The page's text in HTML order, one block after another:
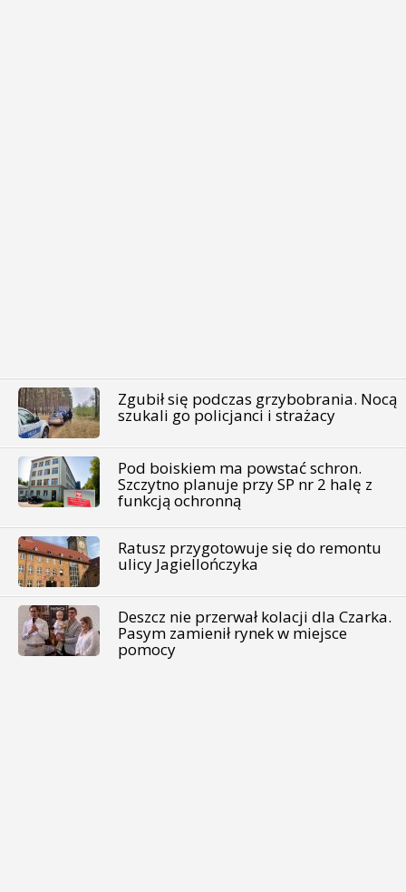
Zgubił się podczas grzybobrania. Nocą
szukali go policjanci i strażacy
Pod boiskiem ma powstać schron.
Szczytno planuje przy SP nr 2 halę z
funkcją ochronną
Ratusz przygotowuje się do remontu
ulicy Jagiellończyka
Deszcz nie przerwał kolacji dla Czarka.
Pasym zamienił rynek w miejsce
pomocy